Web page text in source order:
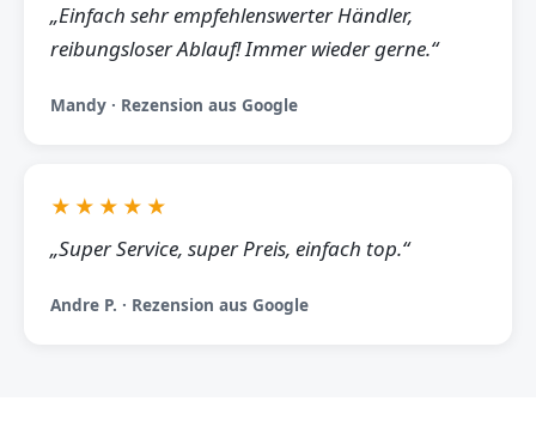
„Einfach sehr empfehlenswerter Händler,
reibungsloser Ablauf! Immer wieder gerne.“
Mandy · Rezension aus Google
★★★★★
„Super Service, super Preis, einfach top.“
Andre P. · Rezension aus Google